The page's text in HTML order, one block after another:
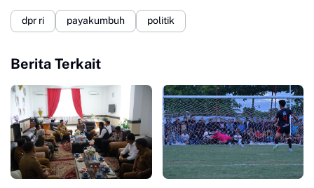
dpr ri payakumbuh politik
Berita Terkait